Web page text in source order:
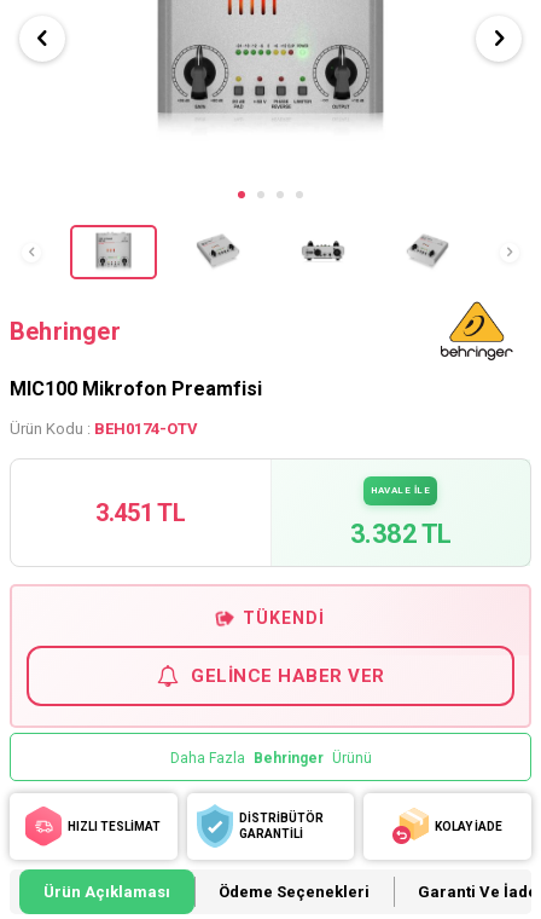
Behringer
MIC100 Mikrofon Preamfisi
Ürün Kodu : BEH0174-OTV
3.451 TL
HAVALE İLE
3.382 TL
TÜKENDI
GELINCE HABER VER
Daha Fazla Behringer Ürünü
HIZLI TESLİMAT
DİSTRİBÜTÖR
GARANTİLİ
KOLAY İADE
Ürün Açıklaması Ödeme Seçenekleri Garanti Ve İade